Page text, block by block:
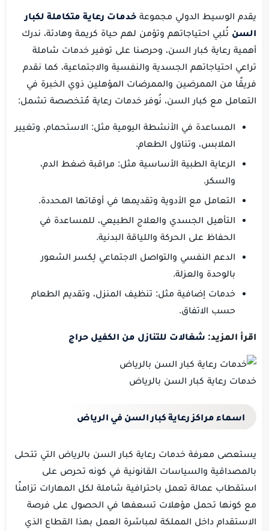
يقدم الوسيط الدولي مجموعة خدمات رعاية متكاملة لكبار
السن تُلبي احتياجاتهم وتؤمن لهم حياة كريمة وهادئة، ندرك
أهمية رعاية كبار السن، وحرصنا على توفير خدمات شاملة
تراعي احتياجاتهم الجسدية والنفسية والاجتماعية، كما نقدم
فريقًا من الممرضين والممرضات المؤهلين ذوي الخبرة في
التعامل مع كبار السن، نُوفر خدمات رعاية مُتخصصة تشمل:
المساعدة في الأنشطة اليومية مثل: الاستحمام، وتغيير
الملابس، وتناول الطعام.
الرعاية الطبية الأساسية مثل: مراقبة ضغط الدم،
والسكر.
التعامل مع الأدوية وتقديمها في أوقاتها المحددة.
التأهيل الجسدي والعلاج الطبيعي، للمساعدة في
الحفاظ على الحركة واللياقة البدنية.
الدعم النفسي والتواصل الاجتماعي لِكسر الشعور
بالوحدة والعزلة.
خدمات إضافية مثل: تنظيف المنزل، وتقديم الطعام
حسب الاتفاق.
اقرأ المزيد: شغالات للتنازل من الكفيل حراج
خدمات رعاية كبار السن بالرياض
اسماء مراكز رعاية كبار السن في الرياض
يستعصى معرفة خدمات رعاية كبار السن بالرياض التي تتحلى
بالمصداقية والسياسات القانونية في كونه تحرص على
استقطاب عمالة تعمل باحترافية شاملة لكل المهارات تزامنًا
مع كونها تحمل مؤهلات تسعفها في الحصول على فرصة
الاستقدام داخل المملكة لمباشرة العمل بهذا القطاع الذي